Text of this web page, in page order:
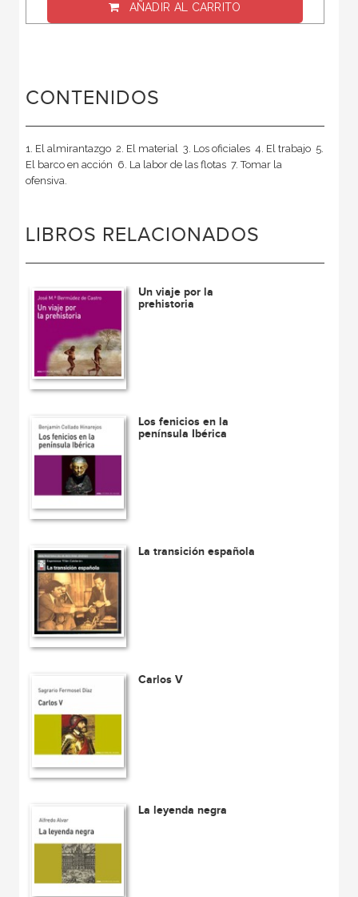
AÑADIR AL CARRITO
CONTENIDOS
1. El almirantazgo  2. El material  3. Los oficiales  4. El trabajo  5.
El barco en acción  6. La labor de las flotas  7. Tomar la
ofensiva.
LIBROS RELACIONADOS
Un viaje por la
prehistoria
Los fenicios en la
península Ibérica
La transición española
Carlos V
La leyenda negra